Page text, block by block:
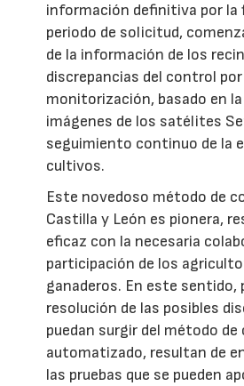
información definitiva por la
periodo de solicitud,
de la información de los
discrepancias del control por
monitorización, basado en
imágenes de los satélites
seguimiento continuo de la
cultivos.
Este novedoso método de
Castilla y León es pionera,
eficaz con la necesaria
participación de los
ganaderos. En este sentido,
resolución de las posibles
puedan surgir del método
automatizado, resultan de
las pruebas que se pueden